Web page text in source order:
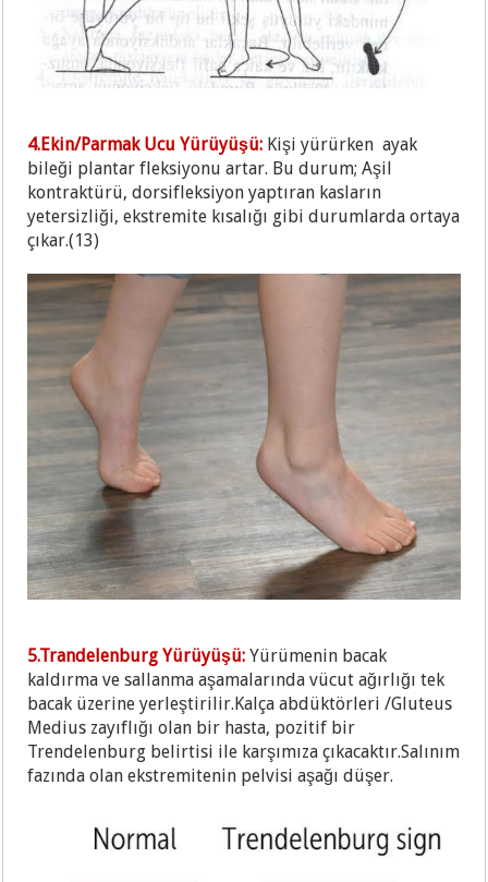
4.Ekin/Parmak Ucu Yürüyüşü: Kişi yürürken ayak
bileği plantar fleksiyonu artar. Bu durum; Aşil
kontraktürü, dorsifleksiyon yaptıran kasların
yetersizliği, ekstremite kısalığı gibi durumlarda ortaya
çıkar.(13)
5.Trandelenburg Yürüyüşü:Yürümenin bacak
kaldırma ve sallanma aşamalarında vücut ağırlığı tek
bacak üzerine yerleştirilir.Kalça abdüktörleri /Gluteus
Medius zayıflığı olan bir hasta, pozitif bir
Trendelenburg belirtisi ile karşımıza çıkacaktır.Salınım
fazında olan ekstremitenin pelvisi aşağı düşer.